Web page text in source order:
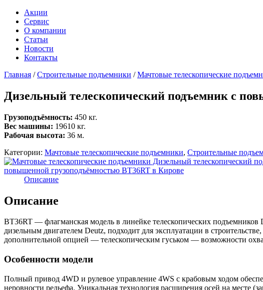
Акции
Сервис
О компании
Статьи
Новости
Контакты
Главная /Строительные подъемники /Мачтовые телескопические
Дизельный телескопический подъемник с
Грузоподъёмность: 450 кг.
Вес машины: 19610 кг.
Рабочая высота: 36 м.
Категории: Мачтовые телескопические подъемники, Строительные
Описание
Описание
BT36RT — флагманская модель в линейке телескопических
дизельным двигателем Deutz, подходит для эксплуатации в
дополнительной опцией — телескопическим гуськом — возможности
Особенности модели
Полный привод 4WD и рулевое управление 4WS с крабовым ходом
неровности рельефа. Уникальная технология расширения осей на месте